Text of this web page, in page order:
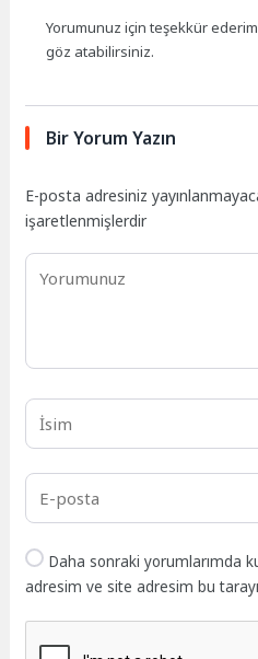
Yorumunuz için teşekkür
göz atabilirsiniz.
Bir Yorum Yazın
E-posta adresiniz
işaretlenmişlerdir
Daha sonraki yorumlarımda
adresim ve site adresim bu